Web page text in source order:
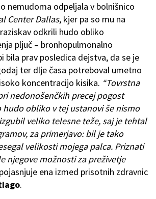
nemudoma odpeljala v bolnišnico
Center Dallas, kjer pa so mu na
odkrili hudo obliko
pljuč – bronhopulmonalno
bila prav posledica dejstva, da se je
ter dlje časa potreboval umetno
koncentracijo kisika. “Tovrstna
nedonošenčkih precej pogost
hudo obliko v tej ustanovi še nismo
veliko telesne teže, saj je tehtal
za primerjavo: bil je tako
velikosti mojega palca. Priznati
njegove možnosti za preživetje
ena izmed prisotnih zdravnic
.